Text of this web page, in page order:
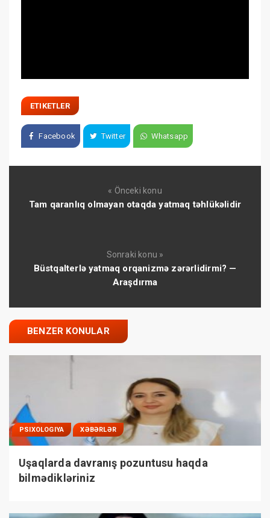
ETIKETLER
Facebook Twitter Whatsapp
« Önceki konu
Tam qaranlıq olmayan otaqda yatmaq təhlükəlidir
Sonraki konu »
Büstqalterlə yatmaq orqanizmə zərərlidirmi? —
Araşdırma
BENZER KONULAR
PSIXOLOGIYA XƏBƏRLƏR
Uşaqlarda davranış pozuntusu haqda
bilmədikləriniz